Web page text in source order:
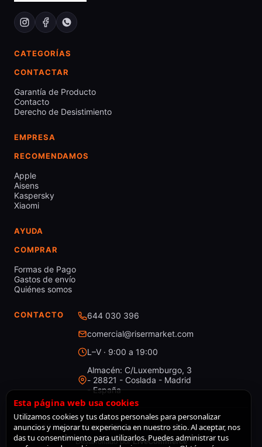
CATEGORÍAS
CONTACTAR
Garantía de Producto
Contacto
Derecho de Desistimiento
EMPRESA
RECOMENDAMOS
Apple
Aisens
Kaspersky
Xiaomi
AYUDA
COMPRAR
Formas de Pago
Gastos de envío
Quiénes somos
CONTACTO
644 030 396
comercial@risermarket.com
L–V · 9:00 a 19:00
Almacén: C/Luxemburgo, 3
- 28821 - Coslada - Madrid
- España
© 2026 RiserMarket · Todos los derechos reservados
Desarrollado porLiveCommerce
Esta página web usa cookies
Utilizamos cookies y tus datos personales para personalizar
anuncios y mejorar tu experiencia en nuestro sitio. Al aceptar, nos
das tu consentimiento para utilizarlos. Puedes administrar tus